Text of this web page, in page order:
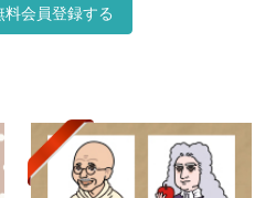
会員登録する